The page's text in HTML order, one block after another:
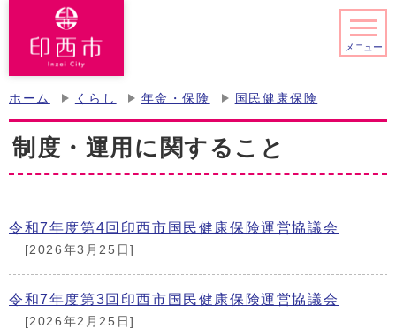
メニュー
ホーム くらし 年金・保険 国民健康保険
制度・運用に関すること
令和7年度第4回印西市国民健康保険運営協議会
[2026年3月25日]
令和7年度第3回印西市国民健康保険運営協議会
[2026年2月25日]